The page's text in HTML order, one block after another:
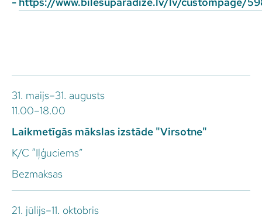
31. maijs–31. augusts
11.00–18.00
Laikmetīgās mākslas izstāde "Virsotne"
K/C “Iļģuciems”
Bezmaksas
21. jūlijs–11. oktobris